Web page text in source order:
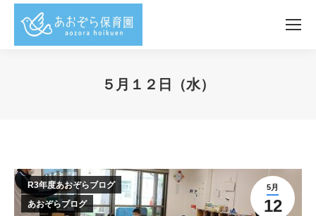
５月１２日（水）
5月
12
R3年度あおぞらブログ
あおぞらブログ